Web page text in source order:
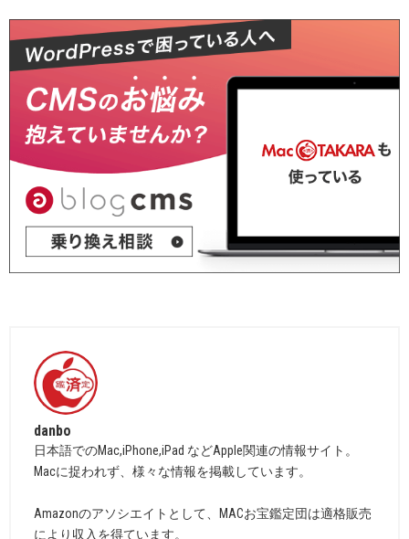
danbo
日本語でのMac,iPhone,iPad などApple関連の情報サイト。
Macに捉われず、様々な情報を掲載しています。
Amazonのアソシエイトとして、MACお宝鑑定団は適格販売
により収入を得ています。